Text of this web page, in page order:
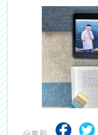
【注意】112
【考選部】高
【NEW】加
【上榜生獎學
【重要】114
【最新】錦囊